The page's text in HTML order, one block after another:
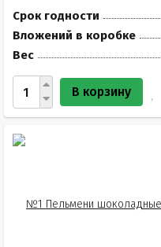
Срок годности
Вложений в коробке
Вес
В корзину